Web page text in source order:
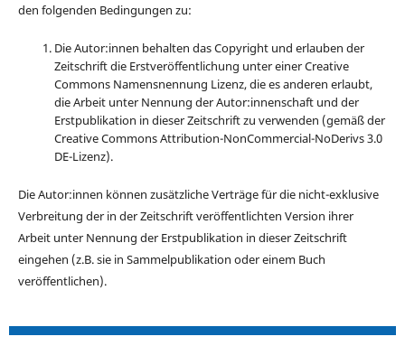
den folgenden Bedingungen zu:
Die Autor:innen behalten das Copyright und erlauben der
Zeitschrift die Erstveröffentlichung unter einer Creative
Commons Namensnennung Lizenz, die es anderen erlaubt,
die Arbeit unter Nennung der Autor:innenschaft und der
Erstpublikation in dieser Zeitschrift zu verwenden (gemäß der
Creative Commons Attribution-NonCommercial-NoDerivs 3.0
DE-Lizenz).
Die Autor:innen können zusätzliche Verträge für die nicht-exklusive
Verbreitung der in der Zeitschrift veröffentlichten Version ihrer
Arbeit unter Nennung der Erstpublikation in dieser Zeitschrift
eingehen (z.B. sie in Sammelpublikation oder einem Buch
veröffentlichen).